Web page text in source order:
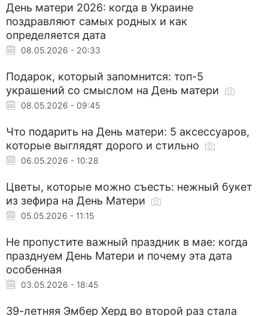
День матери 2026: когда в Украине
поздравляют самых родных и как
определяется дата
08.05.2026 - 20:33
Подарок, который запомнится: топ-5
украшений со смыслом на День матери
08.05.2026 - 09:45
Что подарить на День матери: 5 аксессуаров,
которые выглядят дорого и стильно
06.05.2026 - 10:28
Цветы, которые можно съесть: нежный букет
из зефира на День Матери
05.05.2026 - 11:15
Не пропустите важный праздник в мае: когда
празднуем День Матери и почему эта дата
особенная
03.05.2026 - 18:45
39-летняя Эмбер Херд во второй раз стала